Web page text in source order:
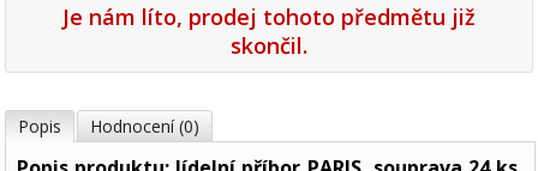
Je nám líto, prodej tohoto předmětu již
skončil.
Popis Hodnocení (0)